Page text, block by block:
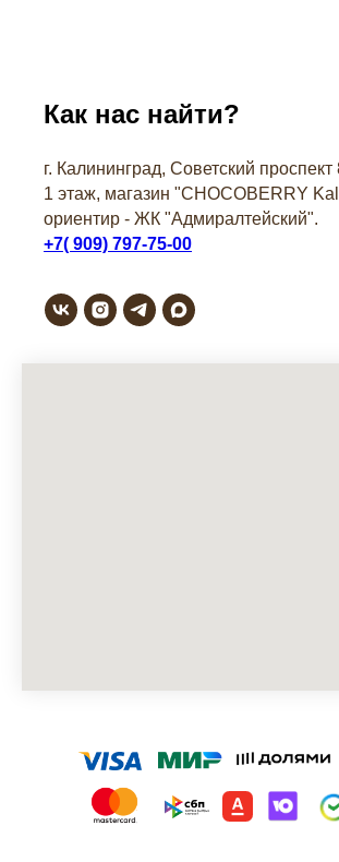
Как нас найти?
г. Калининград, Советский проспект
1 этаж, магазин "СHOCOBERRY
ориентир - ЖК "Адмиралтейский".
+7( 909) 797-75-00